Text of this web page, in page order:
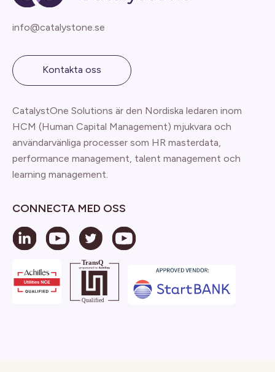
info@catalystone.se
Kontakta oss
CatalystOne Solutions är den Nordiska ledaren inom
HCM (Human Capital Management) mjukvara och
användarvänliga processer som HR masterdata,
performance management, talent management och
learning management.
CONNECTA MED OSS